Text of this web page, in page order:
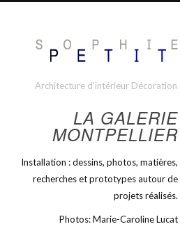
Architecture d'intérieur Décoration
LA GALERIE
MONTPELLIER
Installation : dessins, photos, matières,
recherches et prototypes autour de
projets réalisés.
Photos: Marie-Caroline Lucat